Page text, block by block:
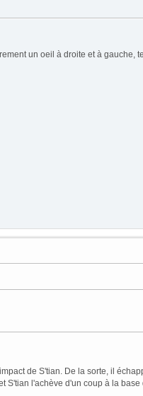
un oeil à droite et à gauche,
de S'tian. De la sorte, il
S'tian l'achève d'un coup à la base